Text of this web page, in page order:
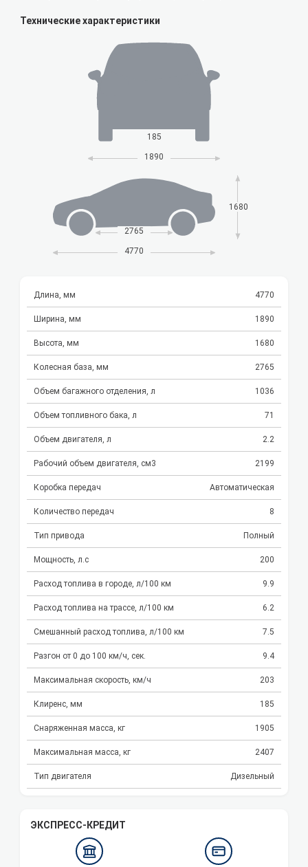
Технические характеристики
185
1890
2765
1680
4770
Длина, мм 4770
Ширина, мм 1890
Высота, мм 1680
Колесная база, мм 2765
Объем багажного отделения, л 1036
Объем топливного бака, л 71
Объем двигателя, л 2.2
Рабочий объем двигателя, см3 2199
Коробка передач Автоматическая
Количество передач 8
Тип привода Полный
Мощность, л.с 200
Расход топлива в городе, л/100 км 9.9
Расход топлива на трассе, л/100 км 6.2
Смешанный расход топлива, л/100 км 7.5
Разгон от 0 до 100 км/ч, сек. 9.4
Максимальная скорость, км/ч 203
Клиренс, мм 185
Снаряженная масса, кг 1905
Максимальная масса, кг 2407
Тип двигателя Дизельный
ЭКСПРЕСС-КРЕДИТ